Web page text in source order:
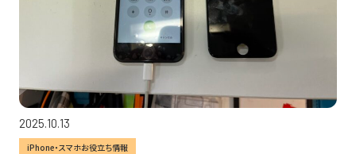
2025.10.13
iPhone・スマホお役立ち情報